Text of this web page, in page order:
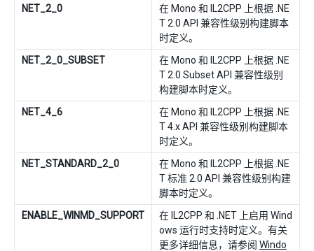
NET_2_0
在 Mono 和 IL2CPP 上根据 .NE
T 2.0 API 兼容性级别构建脚本
时定义。
NET_2_0_SUBSET
在 Mono 和 IL2CPP 上根据 .NE
T 2.0 Subset API 兼容性级别
构建脚本时定义。
NET_4_6
在 Mono 和 IL2CPP 上根据 .NE
T 4.x API 兼容性级别构建脚本
时定义。
NET_STANDARD_2_0
在 Mono 和 IL2CPP 上根据 .NE
T 标准 2.0 API 兼容性级别构建
脚本时定义。
ENABLE_WINMD_SUPPORT
在 IL2CPP 和 .NET 上启用 Wind
ows 运行时支持时定义。有关
更多详细信息，请参阅 Windo